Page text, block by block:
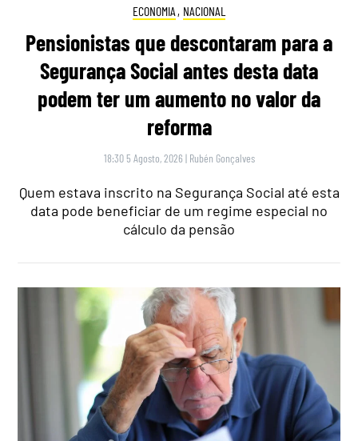
ECONOMIA , NACIONAL
Pensionistas que descontaram para a
Segurança Social antes desta data
podem ter um aumento no valor da
reforma
18:30 5 Agosto, 2026 | Rubén Gonçalves
Quem estava inscrito na Segurança Social até esta
data pode beneficiar de um regime especial no
cálculo da pensão